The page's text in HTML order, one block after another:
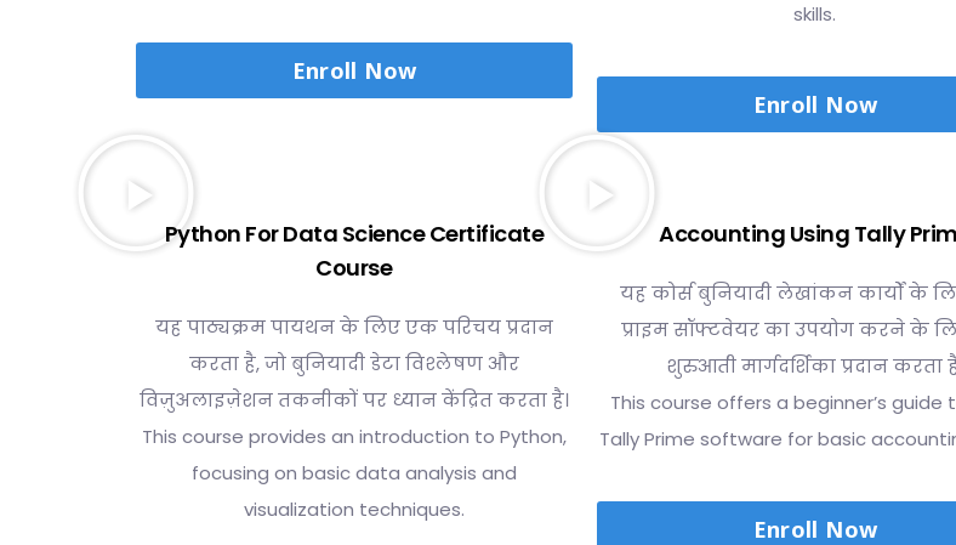
Enroll Now
skills.
Enroll Now
Python For Data Science Certificate
Course
यह पाठ्यक्रम पायथन के लिए एक परिचय प्रदान
करता है, जो बुनियादी डेटा विश्लेषण और
विज़ुअलाइज़ेशन तकनीकों पर ध्यान केंद्रित करता है।
This course provides an introduction to Python,
focusing on basic data analysis and
visualization techniques.
Accounting Using Tally
यह कोर्स बुनियादी लेखांकन कार्यों के
प्राइम सॉफ्टवेयर का उपयोग करने के
शुरुआती मार्गदर्शिका प्रदान करता
This course offers a beginner’s guide
Tally Prime software for basic
Enroll Now